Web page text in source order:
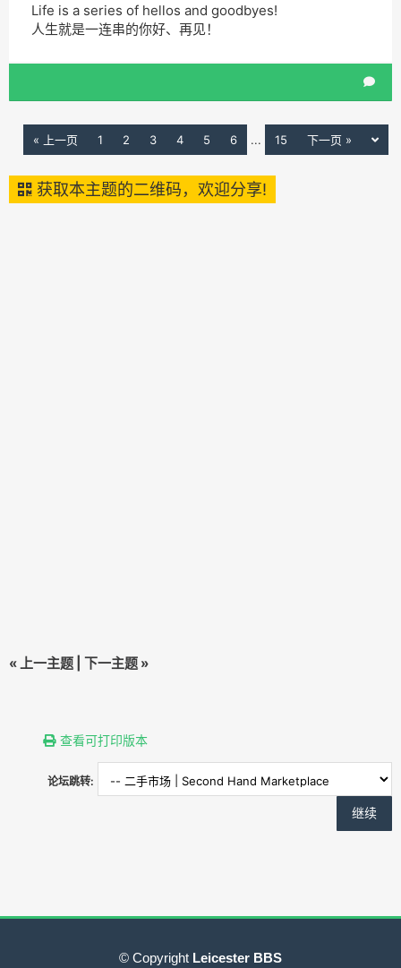
Life is a series of hellos and goodbyes!
人生就是一连串的你好、再见！
« 上一页 1 2 3 4 5 6 ... 15 下一页 »
获取本主题的二维码，欢迎分享!
« 上一主题 下一主题 »
查看可打印版本
论坛跳转:
© Copyright Leicester BBS